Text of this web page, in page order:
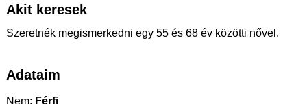
Akit keresek
Szeretnék megismerkedni egy 55 és 68 év közötti nővel.
Adataim
Nem: Férfi